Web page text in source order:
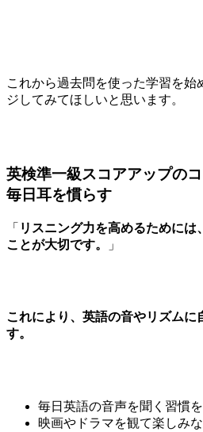
これから過去問を使った学習を始
ジしてみてほしいと思います。
英検準一級スコアアップの
毎日耳を慣らす
「 リスニング力を高めるために
ことが大切です。
」
これにより、英語の音やリズムに
す。
毎日英語の音声を聞く習慣
映画やドラマを観て楽しみ